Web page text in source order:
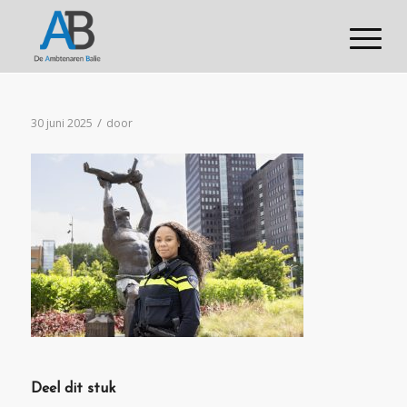
30 juni 2025 / door
Deel dit stuk